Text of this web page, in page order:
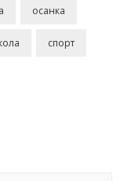
осанка
спорт